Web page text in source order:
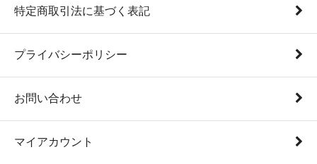
特定商取引法に基づく表記
プライバシーポリシー
お問い合わせ
マイアカウント